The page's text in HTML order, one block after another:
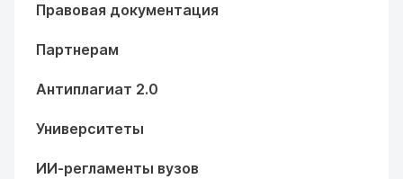
Правовая документация
Партнерам
Антиплагиат 2.0
Университеты
ИИ-регламенты вузов